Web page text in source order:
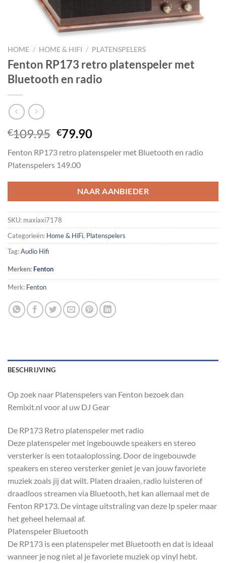
HOME / HOME & HIFI / PLATENSPELERS
Fenton RP173 retro platenspeler met
Bluetooth en radio
€109.95 Oorspronkelijke
was:
€109.95.
€79.90Huidige
is:
Fenton RP173 retro platenspeler met Bluetooth en radio
Platenspelers 149.00
NAAR AANBIEDER
SKU: maxiaxi7178
Categorieën: Home & HiFi, Platenspelers
Tag:Audio Hifi
Merken: Fenton
Merk: Fenton
BESCHRIJVING
Op zoek naar Platenspelers van Fenton bezoek dan
Remixit.nl voor al uw DJ Gear
De RP173 Retro platenspeler met radio
Deze platenspeler met ingebouwde speakers en stereo
versterker is een totaaloplossing. Door de ingebouwde
speakers en stereo versterker geniet je van jouw favoriete
muziek zoals jij dat wilt. Platen draaien, radio luisteren of
draadloos streamen via Bluetooth, het kan allemaal met de
Fenton RP173. De vintage uitstraling van deze lp speler maar
het geheel helemaal af.
Platenspeler Bluetooth
De RP173 is een platenspeler met Bluetooth en dat is ideaal
wanneer je nog niet al je favoriete muziek op vinyl hebt.